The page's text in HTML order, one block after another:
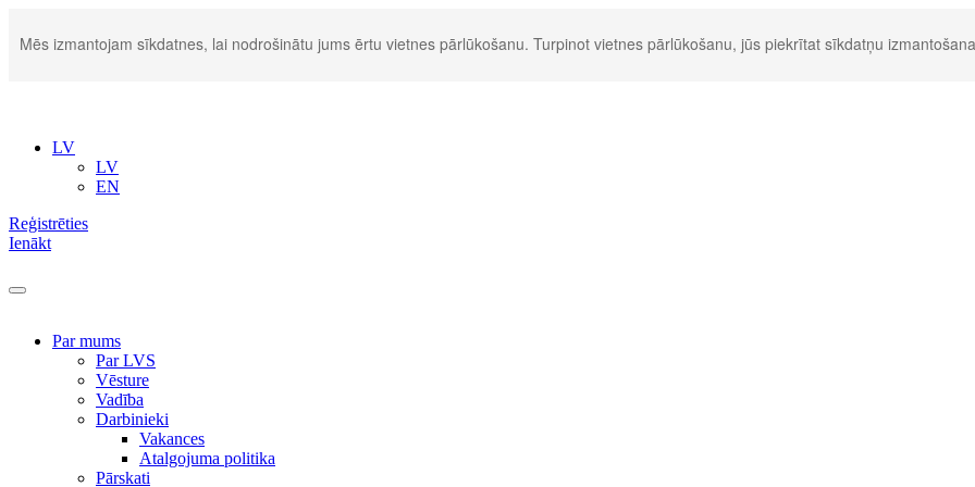
Mēs izmantojam sīkdatnes, lai nodrošinātu jums ērtu vietnes pārlūkošanu. Turpinot vietnes pārlūkošanu, jūs piekrītat sīkdatņu
LV
LV
EN
Reģistrēties
Ienākt
Par mums
Par LVS
Vēsture
Vadība
Darbinieki
Vakances
Atalgojuma politika
Pārskati